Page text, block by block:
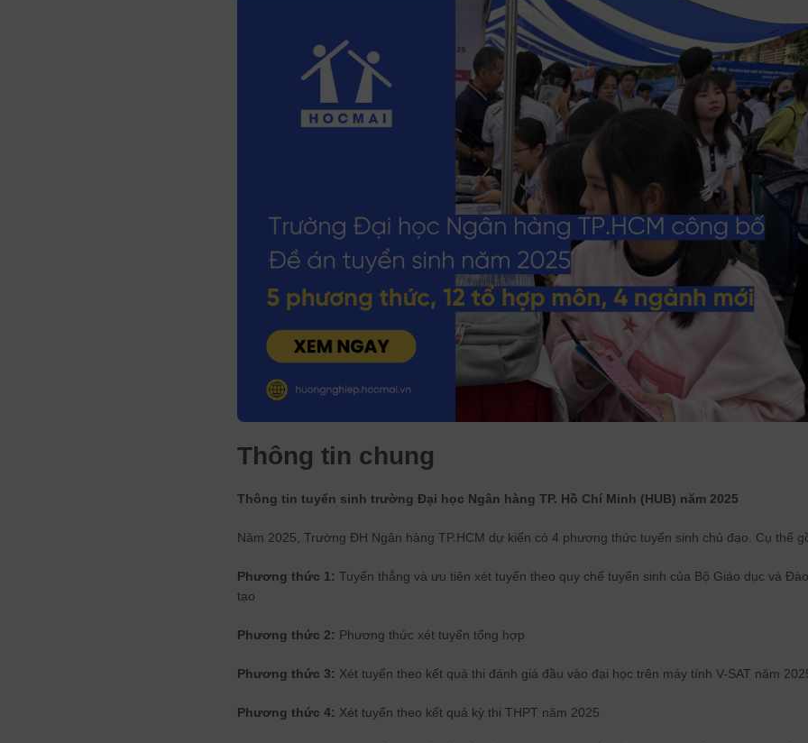
Thông tin chung
Thông tin tuyển sinh trường Đại học Ngân hàng TP. Hồ Chí Minh (HUB) năm 2025
Năm 2025, Trường ĐH Ngân hàng TP.HCM dự kiến có 4 phương thức tuyển sinh chủ đạo. Cụ thể
Phương thức 1: Tuyển thẳng và ưu tiên xét tuyển theo quy chế tuyển sinh của Bộ Giáo dục và
tạo
Phương thức 2: Phương thức xét tuyển tổng hợp
Phương thức 3: Xét tuyển theo kết quả thi đánh giá đầu vào đại học trên máy tính V-SAT năm
Phương thức 4: Xét tuyển theo kết quả kỳ thi THPT năm 2025